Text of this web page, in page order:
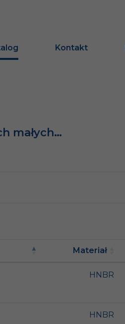
Kontakt
małych…
Materiał
HNBR
HNBR